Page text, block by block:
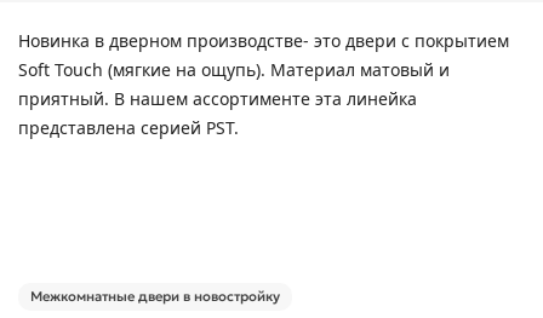
Новинка в дверном производстве- это двери с покрытием
Soft Touch (мягкие на ощупь). Материал матовый и
приятный. В нашем ассортименте эта линейка
представлена серией PST.
Межкомнатные двери в новостройку